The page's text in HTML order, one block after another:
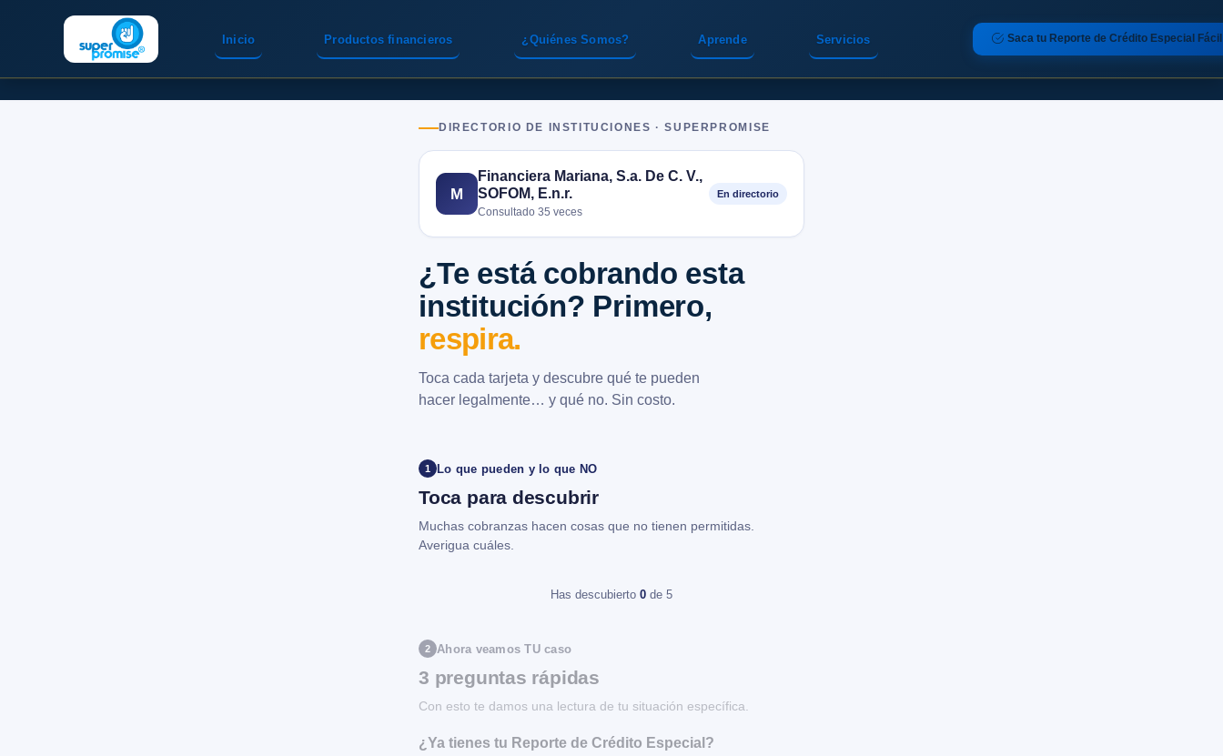
Inicio Servicios
Productos financieros ¿Quiénes Somos? Aprende Saca tu Reporte de Crédito Especial Fácil
DIRECTORIO DE INSTITUCIONES · SUPERPROMISE
M
Financiera Mariana, S.a. De C. V.,
SOFOM, E.n.r.
Consultado 35 veces
En directorio
¿Te está cobrando esta
institución? Primero,
respira.
Toca cada tarjeta y descubre qué te pueden
hacer legalmente… y qué no. Sin costo.
1 Lo que pueden y lo que NO
Toca para descubrir
Muchas cobranzas hacen cosas que no tienen permitidas.
Averigua cuáles.
Has descubierto 0 de 5
2 Ahora veamos TU caso
3 preguntas rápidas
Con esto te damos una lectura de tu situación específica.
¿Ya tienes tu Reporte de Crédito Especial?